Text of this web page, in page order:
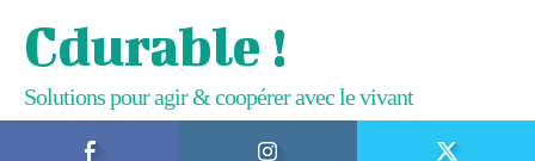
Cdurable !
Solutions pour agir & coopérer avec le vivant